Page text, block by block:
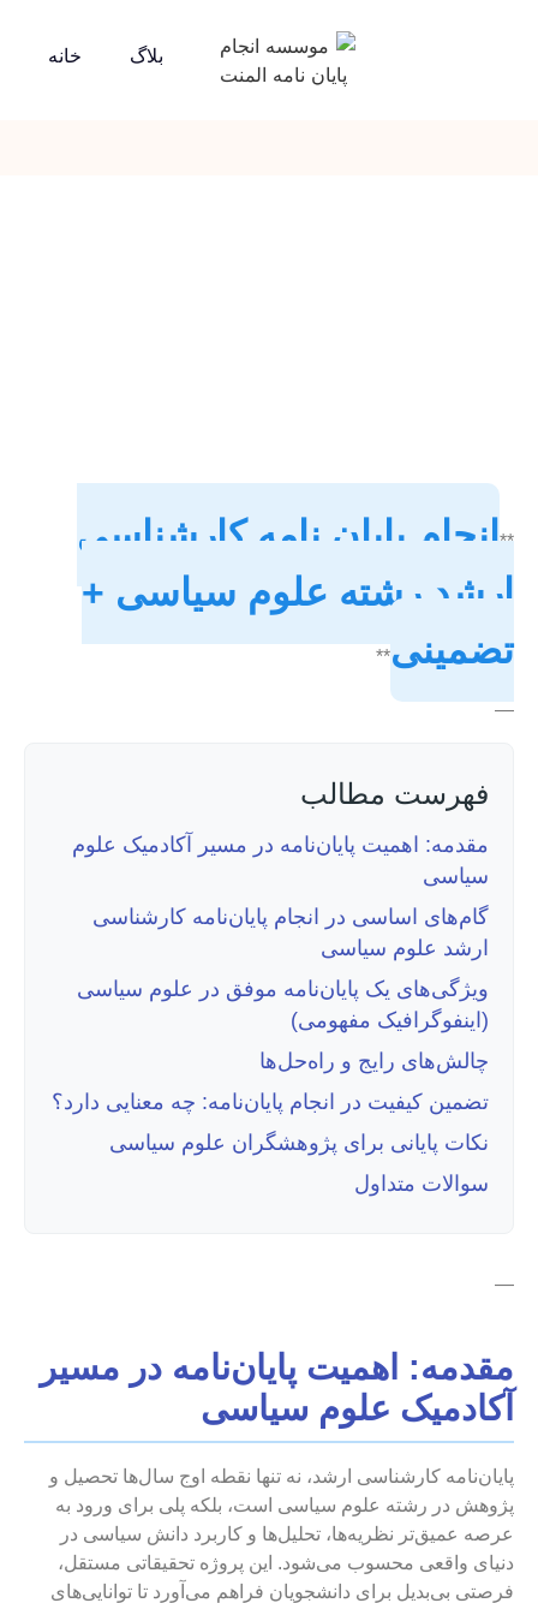
خانه بلاگ
**انجام پایان نامه کارشناسی
ارشد رشته علوم سیاسی +
تضمینی**
—
فهرست مطالب
مقدمه: اهمیت پایان‌نامه در مسیر آکادمیک علوم
سیاسی
گام‌های اساسی در انجام پایان‌نامه کارشناسی
ارشد علوم سیاسی
ویژگی‌های یک پایان‌نامه موفق در علوم سیاسی
(اینفوگرافیک مفهومی)
چالش‌های رایج و راه‌حل‌ها
تضمین کیفیت در انجام پایان‌نامه: چه معنایی دارد؟
نکات پایانی برای پژوهشگران علوم سیاسی
سوالات متداول
—
مقدمه: اهمیت پایان‌نامه در مسیر
آکادمیک علوم سیاسی
پایان‌نامه کارشناسی ارشد، نه تنها نقطه اوج سال‌ها تحصیل و
پژوهش در رشته علوم سیاسی است، بلکه پلی برای ورود به
عرصه عمیق‌تر نظریه‌ها، تحلیل‌ها و کاربرد دانش سیاسی در
دنیای واقعی محسوب می‌شود. این پروژه تحقیقاتی مستقل،
فرصتی بی‌بدیل برای دانشجویان فراهم می‌آورد تا توانایی‌های